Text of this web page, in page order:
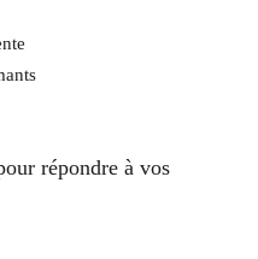
répondre à vos